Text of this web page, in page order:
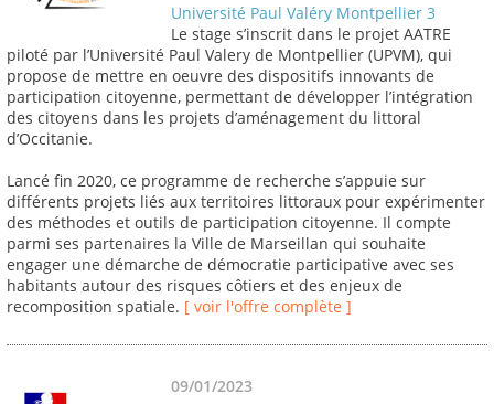
Université Paul Valéry Montpellier 3
Le stage s’inscrit dans le projet AATRE
piloté par l’Université Paul Valery de Montpellier (UPVM), qui
propose de mettre en oeuvre des dispositifs innovants de
participation citoyenne, permettant de développer l’intégration
des citoyens dans les projets d’aménagement du littoral
d’Occitanie.
Lancé fin 2020, ce programme de recherche s’appuie sur
différents projets liés aux territoires littoraux pour expérimenter
des méthodes et outils de participation citoyenne. Il compte
parmi ses partenaires la Ville de Marseillan qui souhaite
engager une démarche de démocratie participative avec ses
habitants autour des risques côtiers et des enjeux de
recomposition spatiale. [ voir l'offre complète ]
09/01/2023